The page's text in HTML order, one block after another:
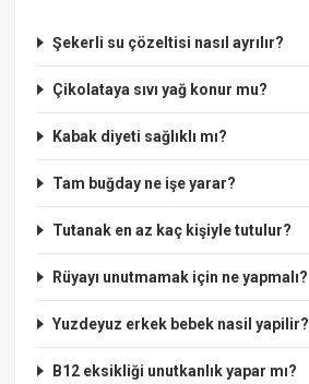
Şekerli su çözeltisi nasıl ayrılır?
Çikolataya sıvı yağ konur mu?
Kabak diyeti sağlıklı mı?
Tam buğday ne işe yarar?
Tutanak en az kaç kişiyle tutulur?
Rüyayı unutmamak için ne yapmalı?
Yuzdeyuz erkek bebek nasil yapilir?
B12 eksikliği unutkanlık yapar mı?